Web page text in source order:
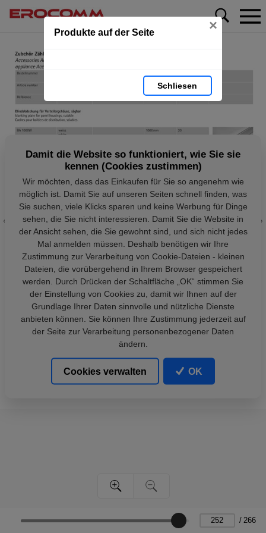
Produkte auf der Seite ×
Schliesen
/ 266
Damit die Website so funktioniert, wie Sie sie
kennen (Cookies zustimmen)
Wir möchten, dass das Einkaufen für Sie so angenehm wie
möglich ist. Damit Sie auf unseren Seiten schnell finden, was
Sie suchen, viele Klicks sparen und keine Werbung für Dinge
sehen, die Sie nicht interessieren. Damit Sie die Website in
der Ansicht sehen, die Sie gewohnt sind, und sich nicht jedes
Mal anmelden müssen. Deshalb benötigen wir Ihre
Zustimmung zur Verarbeitung von Cookie-Dateien - kleinen
Dateien, die vorübergehend in Ihrem Browser gespeichert
werden. Durch Drücken der Schaltfläche „OK“ stimmen Sie
der Einstellung von Cookies zu, damit wir Ihnen auf der
Grundlage Ihrer Daten sinnvolle und nützliche Dienste
anbieten können. Sie können Ihre Zustimmung jederzeit auf
der Seite zur Verarbeitung personenbezogener Daten
ändern.
Cookies verwalten OK